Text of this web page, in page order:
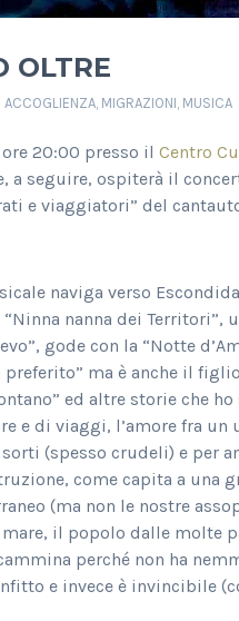
OLTRE
ACCOGLIENZA, MIGRAZIONI, MUSICA
20:00 presso il Centro
a seguire, ospiterà il
e viaggiatori” del
naviga verso
“Ninna nanna dei
gode con la “Notte
ma è anche il
ed altre storie che
e di viaggi, l’amore fra
sorti (spesso crudeli) e per
come capita a una
(ma non le nostre
il popolo dalle molte
perché non ha
e invece è invincibile